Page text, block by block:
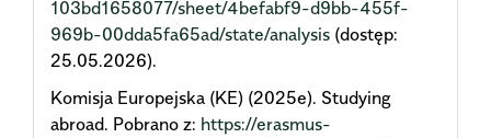
103bd1658077/sheet/4befabf9-d9bb-455f-
969b-00dda5fa65ad/state/analysis (dostęp:
25.05.2026).
Komisja Europejska (KE) (2025e). Studying
abroad. Pobrano z: https://erasmus-